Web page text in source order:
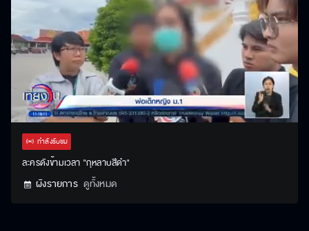
UnmuteStream Settings
กำลังรับชม
ละครดังข้ามเวลา "กุหลาบสีดำ"
ผังรายการ ดูทั้งหมด